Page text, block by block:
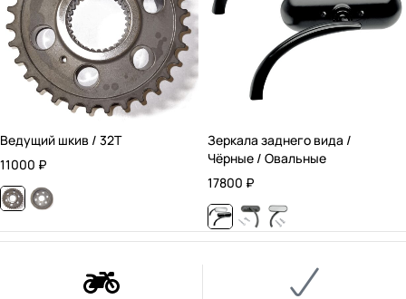
Ведущий шкив / 32T
11000 ₽
Зеркала заднего вида /
Чёрные / Овальные
17800 ₽